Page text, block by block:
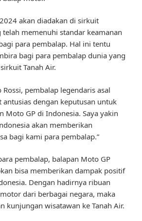
akan diadakan di sirkuit
memenuhi standar keamanan
para pembalap. Hal ini tentu
bagi para pembalap dunia yang
Tanah Air.
pembalap legendaris asal
antusias dengan keputusan untuk
Moto GP di Indonesia. Saya yakin
akan memberikan
bagi kami para pembalap.”
pembalap, balapan Moto GP
bisa memberikan dampak positif
Dengan hadirnya ribuan
dari berbagai negara, maka
kunjungan wisatawan ke Tanah Air.